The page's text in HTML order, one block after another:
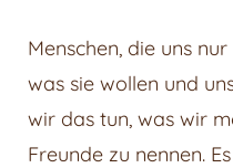
Menschen, die uns
was sie wollen und
wir das tun, was wir
Freunde zu nennen.